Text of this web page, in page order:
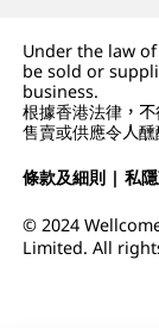
Under the law
be sold or
business.
根據香港法律，
售賣或供應令人
條款及細則 |私
© 2024
Limited. All